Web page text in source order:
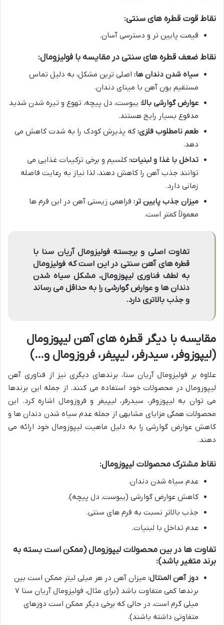
نقاط قوت قطره های سنتی:
قیمت پایین تر و دسترسی آسان.
نقاط ضعف قطره های سنتی در مقایسه با فولیزومال:
سیاه شدن دندان ها: اصلی ترین مشکل، به دلیل تماس
مستقیم یون آهن با مینای دندان.
عوارض گوارشی بالا: یبوست، دل پیچه، تهوع و تیره شدن شدید
مدفوع بسیار رایج هستند.
طعم نامطلوب فلزی: که پذیرش کودک را به شدت کاهش می
دهد.
تداخل با غذا و لبنیات: کلسیم و برخی ترکیبات غذایی می
توانند جذب آهن را کاهش دهند، لذا نیاز به رعایت فاصله
زمانی دارد.
میزان جذب پایین تر: فراهمی زیستی آهن در این فرم ها
معمولاً کمتر است.
تفاوت اصلی و برجسته فولیزومال آریان سنا با
قطره های آهن سنتی در این است که فولیزومال
به لطف فناوری لیپوزومال، مشکل سیاه شدن
دندان ها و عوارض گوارشی را به حداقل می رساند
و جذب بالاتری دارد.
مقایسه با دیگر قطره های آهن لیپوزومال
(لیپوزوفر، سیدرفر، لیپیفر، فروزومال و…)
علاوه بر فولیزومال آریان سنا، برندهای دیگری نیز از فناوری آهن
لیپوزومال در محصولات خود استفاده می کنند. از جمله این برندها
می توان به لیپوزوفر، سیدرفر، لیپیفر و فروزومال اشاره کرد. این
محصولات همگی مزایای مشابهی از جمله عدم سیاه شدن دندان ها و
کاهش عوارض گوارشی را به دلیل ماهیت لیپوزومال خود ارائه می
دهند.
نقاط مشترک محصولات لیپوزومال:
عدم سیاه شدن دندان.
کاهش عوارض گوارشی (یبوست، دل پیچه).
جذب بالاتر نسبت به فرم های سنتی.
عدم تداخل با لبنیات.
تفاوت ها در بین محصولات لیپوزومال (ممکن است بسته به
برند متغیر باشد):
دوز آهن المنتال: میزان آهن در هر میلی لیتر ممکن است بین
برندها کمی متفاوت باشد (برای مثال، فولیزومال آریان سنا ۷
میلی گرم است، در حالی که برخی دیگر ممکن است دوزهای
متفاوتی داشته باشند).